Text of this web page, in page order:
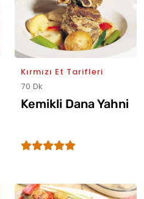
Kırmızı Et Tarifleri
70 Dk
Kemikli Dana Yahni